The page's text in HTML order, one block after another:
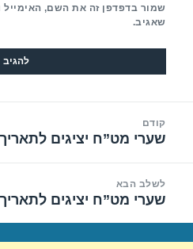
שמור בדפדפן זה את השם,
שאגיב.
קודם
הפוסט
שערי מט”ח יציגים לתאריך 12/12/
לשלב הבא
הפוסט
שערי מט”ח יציגים לתאריך 14/12/